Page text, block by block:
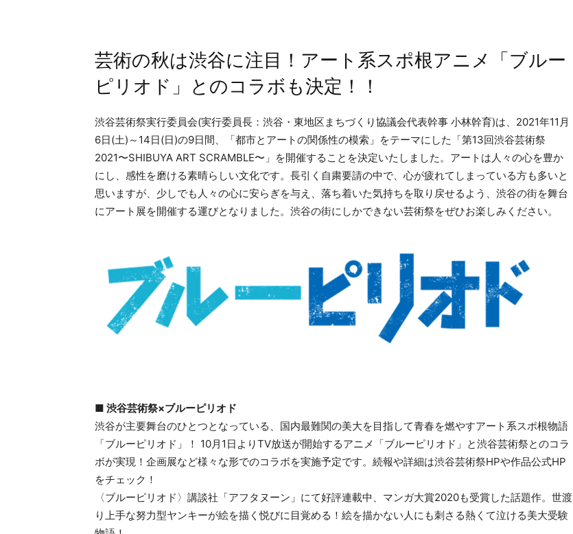
芸術の秋は渋谷に注目！アート系スポ根アニメ「ブルー
ピリオド」とのコラボも決定！！
渋谷芸術祭実行委員会(実行委員長：渋谷・東地区まちづくり協議会代表幹事 小林幹育)は、2021年11月
6日(土)～14日(日)の9日間、「都市とアートの関係性の模索」をテーマにした「第13回渋谷芸術祭
2021〜SHIBUYA ART SCRAMBLE〜」を開催することを決定いたしました。アートは人々の心を豊か
にし、感性を磨ける素晴らしい文化です。長引く自粛要請の中で、心が疲れてしまっている方も多いと
思いますが、少しでも人々の心に安らぎを与え、落ち着いた気持ちを取り戻せるよう、渋谷の街を舞台
にアート展を開催する運びとなりました。渋谷の街にしかできない芸術祭をぜひお楽しみください。
■ 渋谷芸術祭×ブルーピリオド
渋谷が主要舞台のひとつとなっている、国内最難関の美大を目指して⻘春を燃やすアート系スポ根物語
「ブルーピリオド」！ 10月1日よりTV放送が開始するアニメ「ブルーピリオド」と渋谷芸術祭とのコラ
ボが実現！企画展など様々な形でのコラボを実施予定です。続報や詳細は渋谷芸術祭HPや作品公式HP
をチェック！
〈ブルーピリオド〉講談社「アフタヌーン」にて好評連載中、マンガ大賞2020も受賞した話題作。世渡
り上手な努力型ヤンキーが絵を描く悦びに目覚める！絵を描かない人にも刺さる熱くて泣ける美大受験